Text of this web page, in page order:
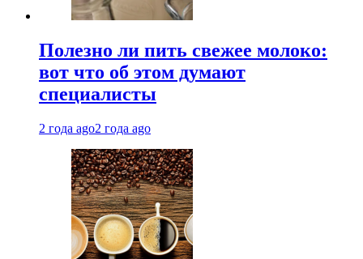
Полезно ли пить свежее молоко:
вот что об этом думают
специалисты
2 года ago2 года ago